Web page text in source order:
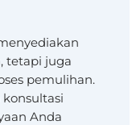
tetapi juga
pemulihan.
Anda